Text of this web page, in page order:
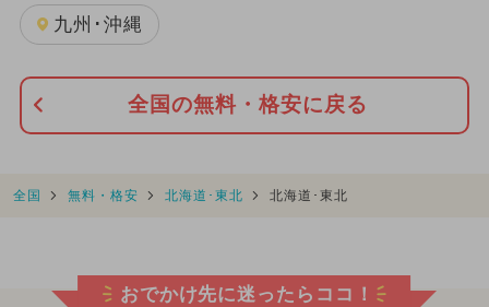
九州･沖縄
全国の無料・格安に戻る
全国 無料・格安 北海道･東北 北海道･東北
おでかけ先に迷ったらココ！